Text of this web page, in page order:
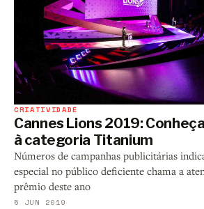
CRIATIVIDADE
Cannes Lions 2019:
à categoria Titanium
Números de campanhas publicitárias
especial no público deficiente chama a
prêmio deste ano
5 JUN 2019